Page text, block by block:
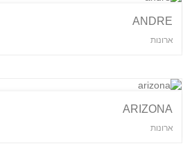
ANDRE
ארונות
ARIZONA
ארונות